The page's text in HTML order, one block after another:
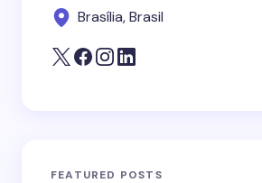
Brasília, Brasil
FEATURED POSTS